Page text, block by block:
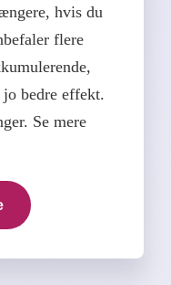
hvis du
flere
bedre effekt.
Se mere